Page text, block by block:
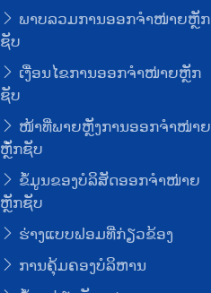
ພາບລວມການອອກຈໍາໜ່າຍຫຼັກ
ຊັບ
ເງື່ອນໄຂການອອກຈໍາໜ່າຍຫຼັກ
ຊັບ
ໜ້າທີ່ພາຍຫຼັງການອອກຈໍາໜ່າຍ
ຫຼັໍກຊັບ
ຂໍ້ມູນຂອງບໍລິສັດອອກຈໍາໜ່າຍ
ຫຼັກຊັບ
ຮ່າງແບບຟອມທີ່ກ່ຽວຂ້ອງ
ການຄຸ້ມຄອງບໍລິຫານ